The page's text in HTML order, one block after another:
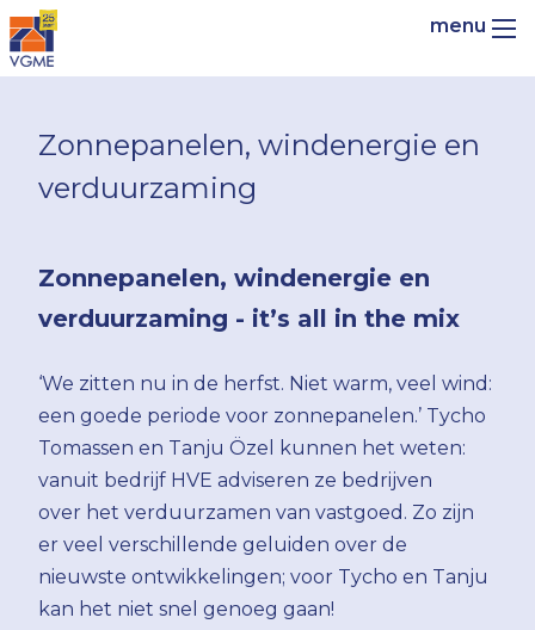
Zonnepanelen, windenergie en
verduurzaming
Zonnepanelen, windenergie en
verduurzaming - it’s all in the mix
‘We zitten nu in de herfst. Niet warm, veel wind:
een goede periode voor zonnepanelen.’ Tycho
Tomassen en Tanju Özel kunnen het weten:
vanuit bedrijf HVE adviseren ze bedrijven
over het verduurzamen van vastgoed. Zo zijn
er veel verschillende geluiden over de
nieuwste ontwikkelingen; voor Tycho en Tanju
kan het niet snel genoeg gaan!